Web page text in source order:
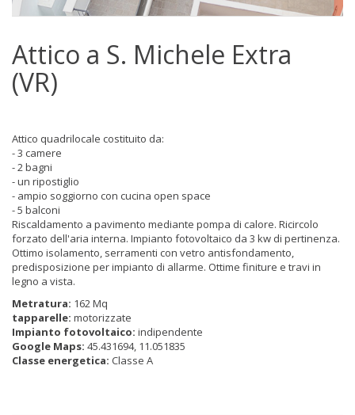
Attico a S. Michele Extra
(VR)
Attico quadrilocale costituito da:
- 3 camere
- 2 bagni
- un ripostiglio
- ampio soggiorno con cucina open space
- 5 balconi
Riscaldamento a pavimento mediante pompa di calore. Ricircolo
forzato dell'aria interna. Impianto fotovoltaico da 3 kw di pertinenza.
Ottimo isolamento, serramenti con vetro antisfondamento,
predisposizione per impianto di allarme. Ottime finiture e travi in
legno a vista.
Metratura: 162 Mq
tapparelle: motorizzate
Impianto fotovoltaico: indipendente
Google Maps: 45.431694, 11.051835
Classe energetica: Classe A